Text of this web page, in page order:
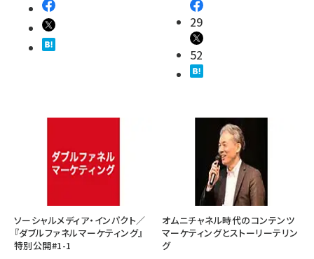
29
52
ソーシャルメディア・インパクト／
『ダブルファネルマーケティング』
特別公開#1-1
オムニチャネル時代のコンテンツ
マーケティングとストーリーテリン
グ